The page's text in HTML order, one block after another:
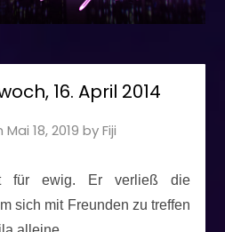
16. April 2014
Mai 18, 2019 byFiji
für ewig. Er verließ die
sich mit Freunden zu treffen